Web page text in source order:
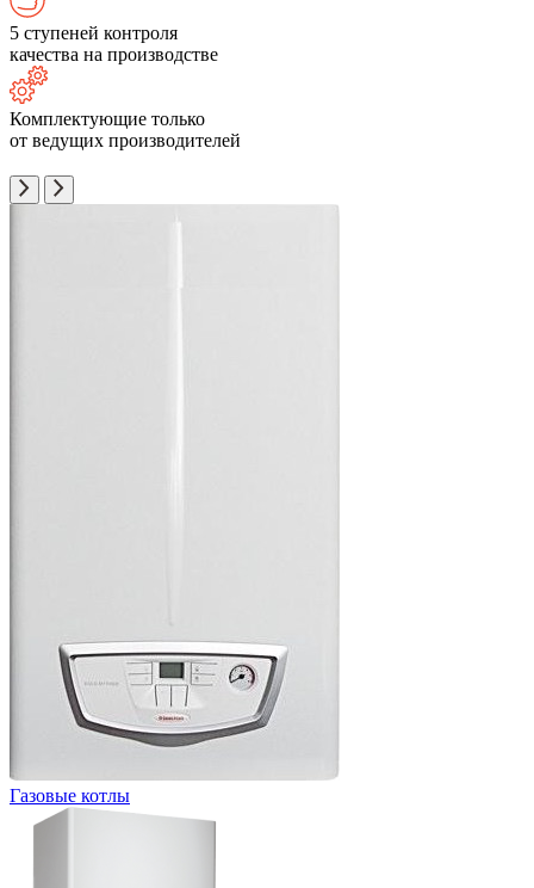
5 ступеней контроля
качества на производстве
Комплектующие только
от ведущих производителей
Газовые котлы